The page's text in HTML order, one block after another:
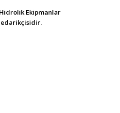
Ekipmanlar